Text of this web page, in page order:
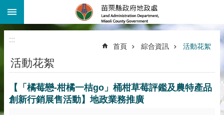
跳到主要內容區塊
搜
機
紹
:::
首頁 綜合資訊 活動花絮
活動花絮
【「橘莓戀-柑橘一桔go」桶柑草莓評鑑及農特產品
創新行銷展售活動】地政業務推廣